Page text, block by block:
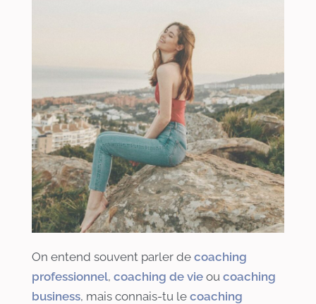
On entend souvent parler de coaching
professionnel, coaching de vie ou coaching
business, mais connais-tu le coaching